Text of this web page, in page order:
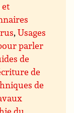
et
,Usages
parler
de
de
de